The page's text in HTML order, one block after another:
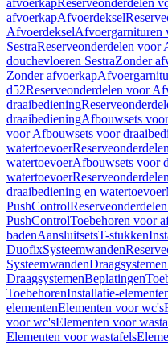
afvoerkapReserveonderdelen
afvoerkapAfvoerdeksel
AfvoerdekselAfvoergarnituren
SestraReserveonderdelen
douchevloeren SestraZonder
Zonder afvoerkap
d52Reserveonderdelen voor
draaibediening
draaibedieningAfbouwsets
voor Afbouwsets voor
watertoevoer
watertoevoerAfbouwsets voor
watertoevoer
draaibediening en watertoevoer
PushControl
PushControlToebehoren voor
badenAansluitsetsT-stukken
DuofixSysteemwanden
SysteemwandenDraagsystemen
DraagsystemenBeplatingen
ToebehorenInstallatie-
elementenElementen voor wc's
voor wc'sElementen voor
Elementen voor wastafels